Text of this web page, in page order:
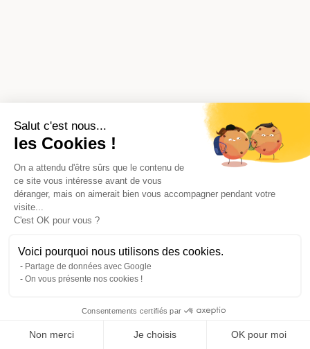
Salut c'est nous...
les Cookies !
On a attendu d'être sûrs que le contenu de
ce site vous intéresse avant de vous
déranger, mais on aimerait bien vous accompagner pendant votre
visite...
C'est OK pour vous ?
Voici pourquoi nous utilisons des cookies.
Partage de données avec Google
On vous présente nos cookies !
Consentements certifiés par
Non merci Je choisis OK pour moi